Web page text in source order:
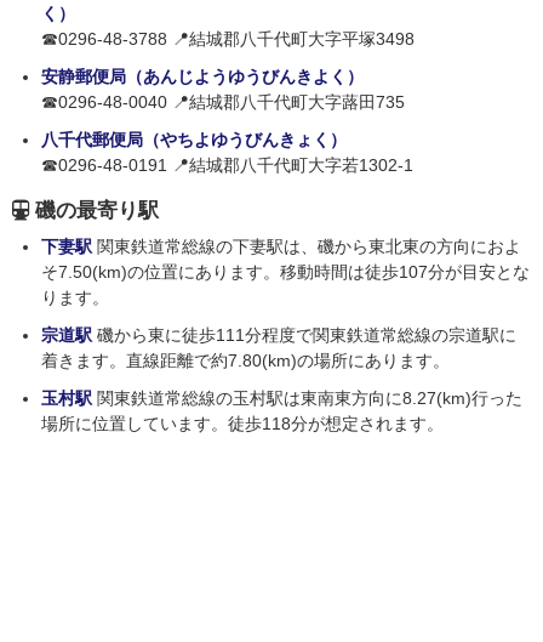
く）
☎0296-48-3788 📍結城郡八千代町大字平塚3498
安静郵便局（あんじようゆうびんきよく）
☎0296-48-0040 📍結城郡八千代町大字蕗田735
八千代郵便局（やちよゆうびんきょく）
☎0296-48-0191 📍結城郡八千代町大字若1302-1
磯の最寄り駅
下妻駅 関東鉄道常総線の下妻駅は、磯から東北東の方向におよ
そ7.50(km)の位置にあります。移動時間は徒歩107分が目安とな
ります。
宗道駅 磯から東に徒歩111分程度で関東鉄道常総線の宗道駅に
着きます。直線距離で約7.80(km)の場所にあります。
玉村駅 関東鉄道常総線の玉村駅は東南東方向に8.27(km)行った
場所に位置しています。徒歩118分が想定されます。